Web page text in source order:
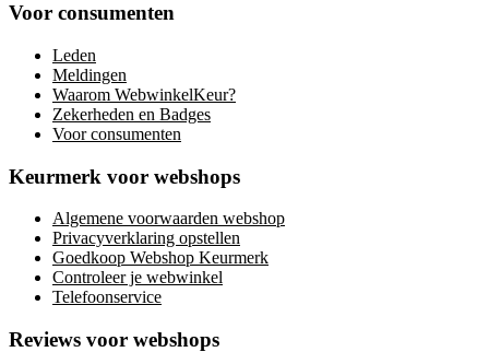
Voor consumenten
Leden
Meldingen
Waarom WebwinkelKeur?
Zekerheden en Badges
Voor consumenten
Keurmerk voor webshops
Algemene voorwaarden webshop
Privacyverklaring opstellen
Goedkoop Webshop Keurmerk
Controleer je webwinkel
Telefoonservice
Reviews voor webshops